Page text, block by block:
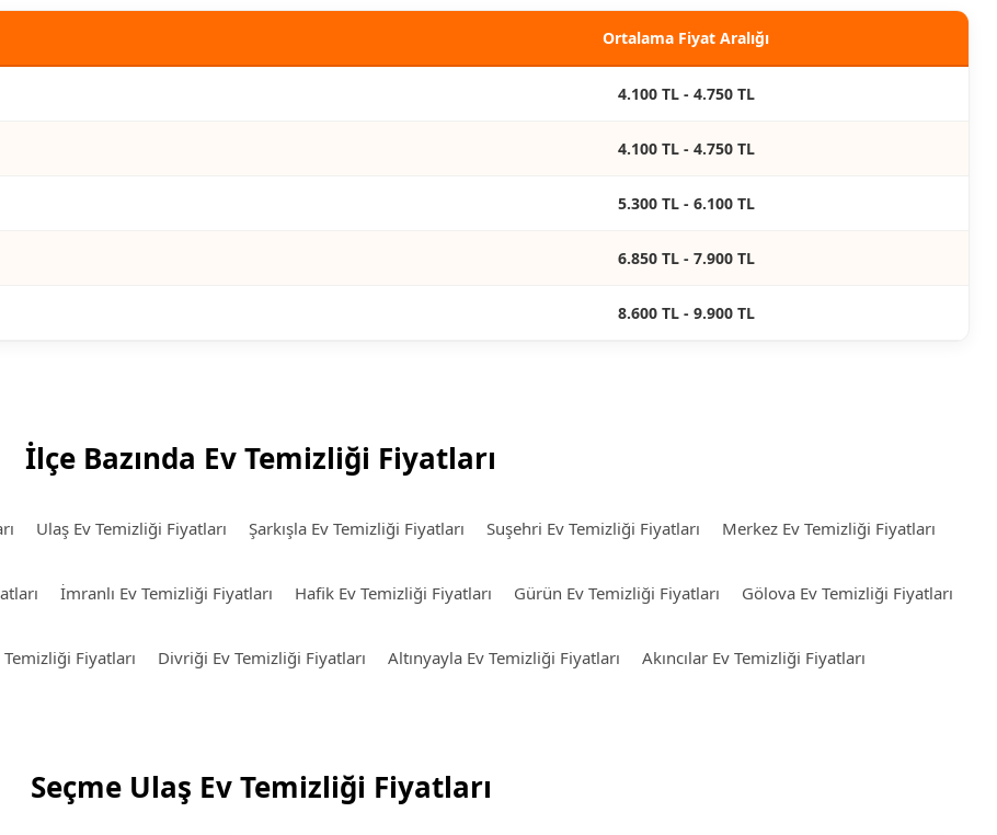
Ortalama Fiyat Aralığı
4.100 TL - 4.750 TL
4.100 TL - 4.750 TL
5.300 TL - 6.100 TL
6.850 TL - 7.900 TL
8.600 TL - 9.900 TL
İlçe Bazında Ev Temizliği Fiyatları
Ulaş Ev Temizliği Fiyatları Şarkışla Ev Temizliği Fiyatları Suşehri Ev Temizliği Fiyatları Merkez Ev Temizliği Fiyatları
İmranlı Ev Temizliği Fiyatları Hafik Ev Temizliği Fiyatları Gürün Ev Temizliği Fiyatları Gölova Ev Temizliği Fiyatları
Fiyatları Divriği Ev Temizliği Fiyatları Altınyayla Ev Temizliği Fiyatları Akıncılar Ev Temizliği Fiyatları
Seçme Ulaş Ev Temizliği Fiyatları